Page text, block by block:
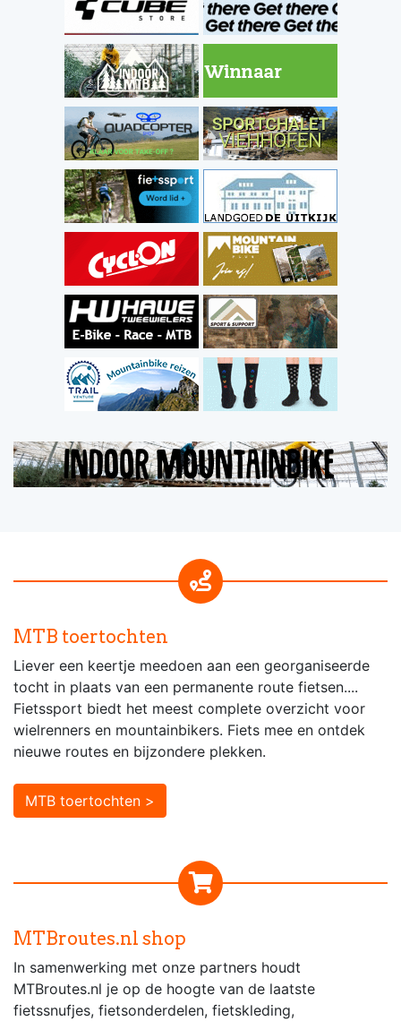
MTB toertochten
Liever een keertje meedoen aan een georganiseerde
tocht in plaats van een permanente route fietsen....
Fietssport biedt het meest complete overzicht voor
wielrenners en mountainbikers. Fiets mee en ontdek
nieuwe routes en bijzondere plekken.
MTB toertochten >
MTBroutes.nl shop
In samenwerking met onze partners houdt
MTBroutes.nl je op de hoogte van de laatste
fietssnufjes, fietsonderdelen, fietskleding,